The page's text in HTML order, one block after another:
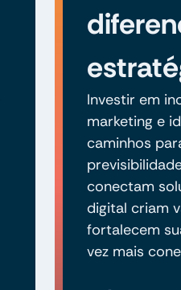
Investir em
marketing e
caminhos
conectam
digital criam
fortalecem
vez mais